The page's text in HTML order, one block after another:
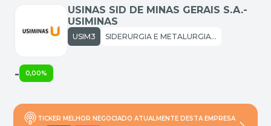
USINAS SID DE MINAS GERAIS S.A.-
USIMINAS
USIM3 SIDERURGIA E METALURGIA: SIDERURGIA
TICKER MELHOR NEGOCIADO ATUALMENTE DESTA EMPRESA
- 0,00%